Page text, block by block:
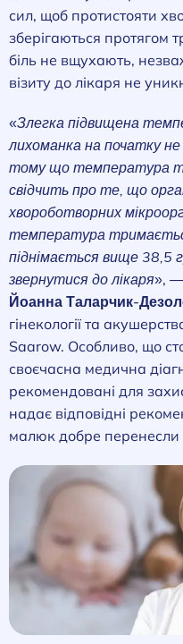
сил, щоб протистояти
зберігаються протягом
біль не вщухають,
візиту до лікаря не
«Злегка підвищена
лихоманка на початку не
тому що температура
свідчить про те, що
хвороботворних
температура
піднімається вище 38,5
звернутися до лікаря»,
Йоанна Таларчик-
гінекології та
Saarow. Особливо, що
своєчасна медична
рекомендовані для
надає відповідні
малюк добре перенесли